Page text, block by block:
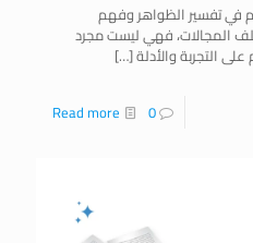
في تفسير الظواهر وفهم
المجالات، فهي ليست مجرد
التجربة والأدلة[…]
0
Read more